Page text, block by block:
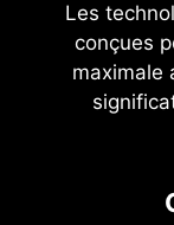
Les
conçues
maximale